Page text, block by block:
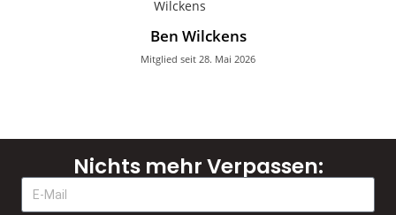
Ben Wilckens
Mitglied seit 28. Mai 2026
Nichts mehr Verpassen: